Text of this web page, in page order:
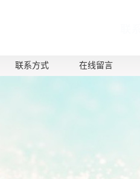
联系方式 在线留言